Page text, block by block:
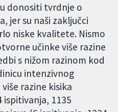
donositi tvrdnje o
jer su naši zaključci
niske kvalitete. Nismo
učinke više razine
s nižom razinom kod
intenzivnog
razine kisika
ispitivanja, 1135